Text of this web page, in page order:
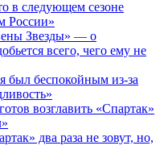
в следующем сезоне
России»
Звезды» — о
всего, чего ему не
был беспокойным из-за
возглавить «Спартак»
два раза не зовут, но,